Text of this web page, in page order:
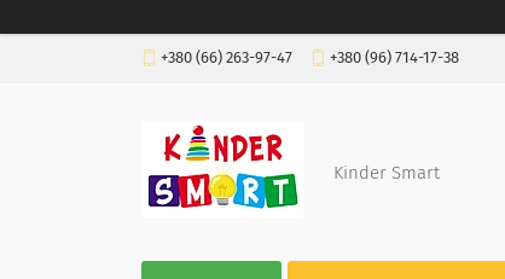
+380 (66) 263-97-47 +380 (96) 714-17-38
Kinder Smart